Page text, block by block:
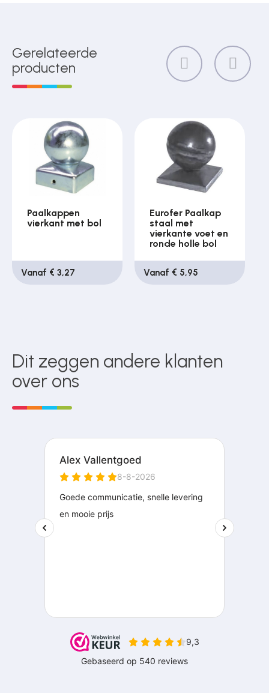
Gerelateerde
producten
Paalkappen
vierkant met bol
Vanaf € 3,27
Eurofer Paalkap
staal met
vierkante voet en
ronde holle bol
Vanaf € 5,95
Dit zeggen andere klanten
over ons